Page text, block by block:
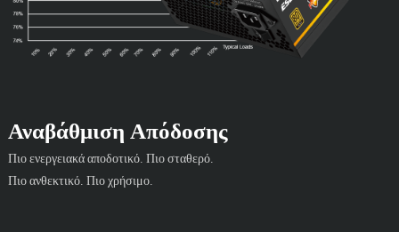
Αναβάθμιση Απόδοσης
Πιο ενεργειακά αποδοτικό. Πιο σταθερό.
Πιο ανθεκτικό. Πιο χρήσιμο.